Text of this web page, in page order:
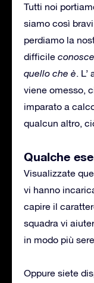
Tutti noi
siamo così
perdiamo la
difficile
quello che è.
viene omesso,
imparato a
qualcun altro,
Qualche
Visualizzate
vi hanno
capire il
squadra vi
in modo più
Oppure siete